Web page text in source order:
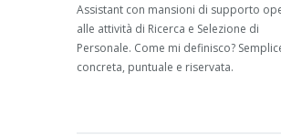
Assistant con mansioni di supporto
alle attività di Ricerca e Selezione di
Personale. Come mi definisco?
concreta, puntuale e riservata.